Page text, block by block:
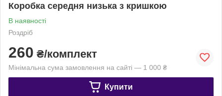
Коробка середня низька з кришкою
В наявності
Роздріб
260 ₴/комплект
Мінімальна сума замовлення на сайті — 1 000 ₴
Купити